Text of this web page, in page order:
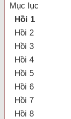
Mục lục
Hồi 1
Hồi 2
Hồi 3
Hồi 4
Hồi 5
Hồi 6
Hồi 7
Hồi 8